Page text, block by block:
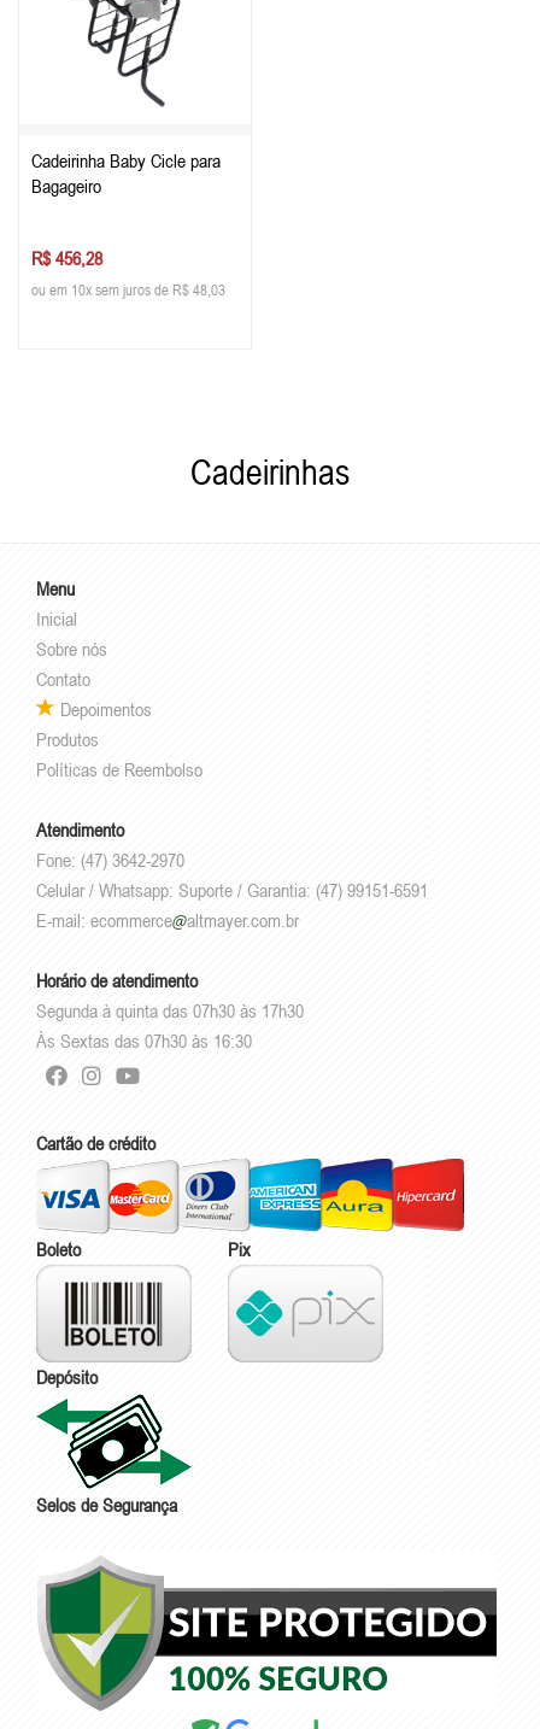
Cadeirinha Baby Cicle para
Bagageiro
R$ 456,28
ou em 10x sem juros de R$ 48,03
Cadeirinhas
Menu
Inicial
Sobre nós
Contato
Depoimentos
Produtos
Políticas de Reembolso
Atendimento
Fone: (47) 3642-2970
Celular / Whatsapp: Suporte / Garantia: (47) 99151-6591
E-mail: ecommerce altmayer.com.br
Horário de atendimento
Segunda à quinta das 07h30 às 17h30
Às Sextas das 07h30 às 16:30
Cartão de crédito
Boleto Pix
Depósito
Selos de Segurança